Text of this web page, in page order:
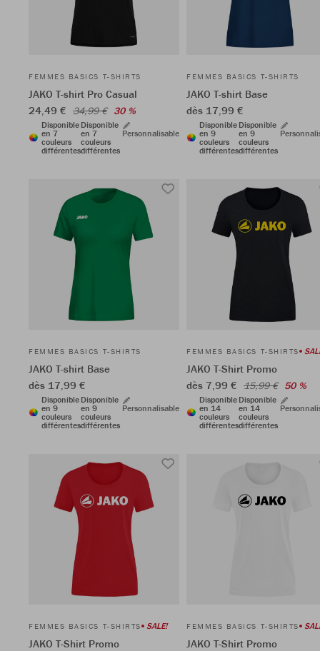
FEMMES BASICS T-SHIRTS
JAKO T-shirt Pro Casual
24,49 € 34,99 € 30 %
Disponible
en 7
couleurs
différentes
Disponible
en 7
couleurs
différentes
Personnalisable
FEMMES BASICS T-SHIRTS
JAKO T-shirt Base
dès 17,99 €
Disponible
en 9
couleurs
différentes
Disponible
en 9
couleurs
différentes
FEMMES BASICS T-SHIRTS
JAKO T-shirt Base
dès 17,99 €
Disponible
en 9
couleurs
différentes
Disponible
en 9
couleurs
différentes
Personnalisable
FEMMES BASICS T-SHIRTS
JAKO T-Shirt Promo
dès 7,99 € 15,99 € 50 %
Disponible
en 14
couleurs
différentes
Disponible
en 14
couleurs
différentes
FEMMES BASICS T-SHIRTS SALE!
JAKO T-Shirt Promo
FEMMES BASICS T-SHIRTS
JAKO T-Shirt Promo